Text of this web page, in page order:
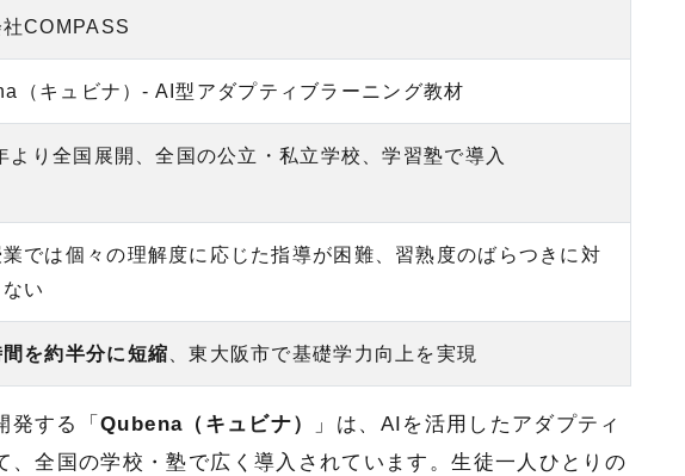
COMPASS
（キュビナ）- AI型アダプティブラーニング教材
より全国展開、全国の公立・私立学校、学習塾で導入
では個々の理解度に応じた指導が困難、習熟度のばらつきに対
い
を約半分に短縮、東大阪市で基礎学力向上を実現
発する「Qubena（キュビナ）
」は、AIを活用したアダプティ
、全国の学校・塾で広く導入されています。生徒一人ひとりの